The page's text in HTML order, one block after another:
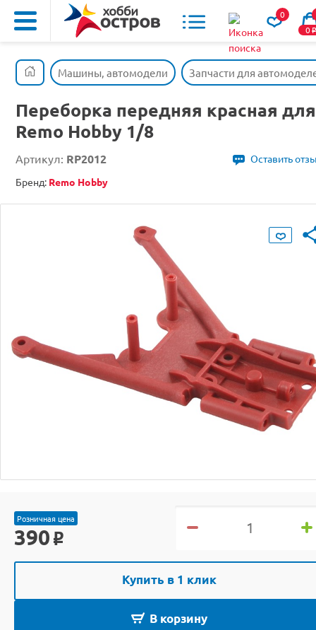
0
0o
Машины, автомодели Запчасти для
Переборка передняя красная для
Remo Hobby 1/8
Артикул: RP2012
Оставить
Бренд: Remo Hobby
Розничная цена
390 o
Купить в 1 клик
В корзину